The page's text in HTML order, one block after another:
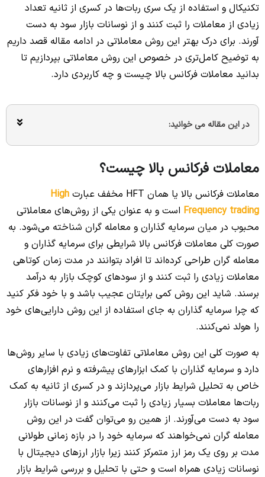
تکنیکال و استفاده از یک سری ربات‌ها در کسری از ثانیه تعداد
زیادی از معاملات را ثبت کنند و از نوسانات بازار سود به دست
آورند. برای درک بهتر این روش معاملاتی در ادامه مقاله قصد داریم
به توضیح کامل‌تری در خصوص این روش معاملاتی بپردازیم تا
بدانید معاملات فرکانس بالا چیست و چه کاربردی دارد.
در این مقاله می خوانید:
معاملات فرکانس بالا چیست؟
معاملات فرکانس بالا یا همان HFT مخفف عبارت
High
Frequency trading است و به عنوان یکی از روش‌های معاملاتی
محبوب در میان سرمایه گذاران و معامله گران شناخته می‌شود. به
صورت کلی معاملات فرکانس بالا شرایطی برای سرمایه گذاران و
معامله گران طراحی کرده‌اند تا افراد بتوانند در مدت زمان کوتاهی
معاملات زیادی را ثبت کنند و از سودهای کوچک بازار به درآمد
برسند. شاید این روش کمی برایتان عجیب باشد و با خود فکر کنید
که چرا سرمایه گذاران به جای استفاده از این روش دارایی‌های خود
را هولد نمی‌کنند.
به صورت کلی این روش معاملاتی تفاوت‌های زیادی با سایر روش‌ها
دارد و سرمایه گذاران با کمک ابزارهای پیشرفته و نرم افزارهای
خاص به تحلیل شرایط بازار می‌پردازند و در کسری از ثانیه به کمک
ربات‌ها معاملات بسیار زیادی را ثبت می‌کنند و از نوسانات بازار
سود به دست می‌آورند. از همین رو می‌توان گفت در این روش
معامله گران نمی‌خواهند که سرمایه خود را در بازه زمانی طولانی
مدت بر روی یک رمز ارز متمرکز کنند زیرا بازار ارزهای دیجیتال با
نوسانات زیادی همراه است و حتی با تحلیل و بررسی شرایط بازار